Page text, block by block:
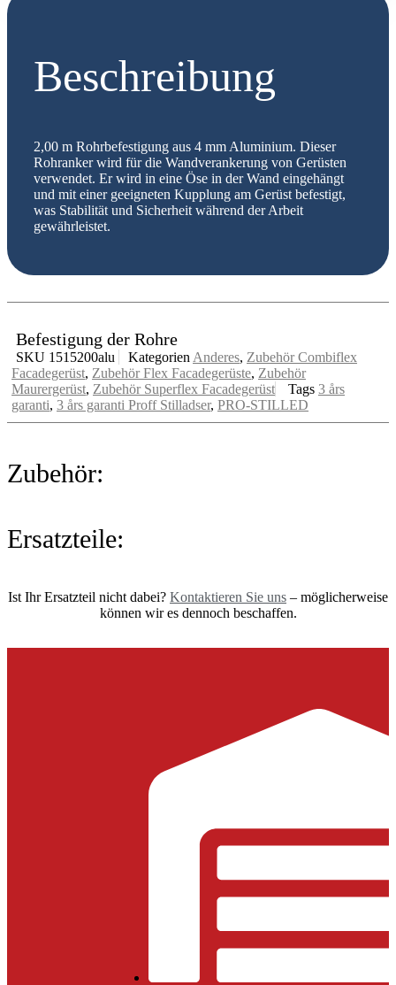
Beschreibung
2,00 m Rohrbefestigung aus 4 mm Aluminium. Dieser
Rohranker wird für die Wandverankerung von Gerüsten
verwendet. Er wird in eine Öse in der Wand eingehängt
und mit einer geeigneten Kupplung am Gerüst befestigt,
was Stabilität und Sicherheit während der Arbeit
gewährleistet.
Befestigung der Rohre
SKU 1515200alu Kategorien Anderes, Zubehör Combiflex
Facadegerüst, Zubehör Flex Facadegerüste, Zubehör
Maurergerüst, Zubehör Superflex Facadegerüst Tags 3 års
garanti, 3 års garanti Proff Stilladser, PRO-STILLED
Zubehör:
Ersatzteile:
Ist Ihr Ersatzteil nicht dabei? Kontaktieren Sie uns – möglicherweise
können wir es dennoch beschaffen.